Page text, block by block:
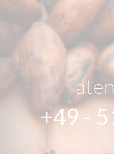
+49 -